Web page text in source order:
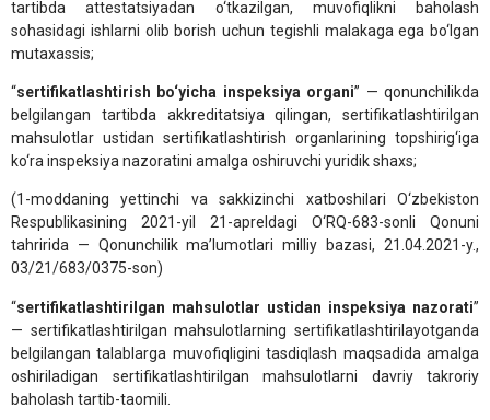
tartibda attestatsiyadan o‘tkazilgan, muvofiqlikni baholash
sohasidagi ishlarni olib borish uchun tegishli malakaga ega bo‘lgan
mutaxassis;
“sertifikatlashtirish bo‘yicha inspeksiya organi” — qonunchilikda
belgilangan tartibda akkreditatsiya qilingan, sertifikatlashtirilgan
mahsulotlar ustidan sertifikatlashtirish organlarining topshirig‘iga
ko‘ra inspeksiya nazoratini amalga oshiruvchi yuridik shaxs;
(1-moddaning yettinchi va sakkizinchi xatboshilari O‘zbekiston
Respublikasining 2021-yil 21-apreldagi O‘RQ-683-sonli Qonuni
tahririda — Qonunchilik ma’lumotlari milliy bazasi, 21.04.2021-y.,
03/21/683/0375-son)
“sertifikatlashtirilgan mahsulotlar ustidan inspeksiya nazorati”
— sertifikatlashtirilgan mahsulotlarning sertifikatlashtirilayotganda
belgilangan talablarga muvofiqligini tasdiqlash maqsadida amalga
oshiriladigan sertifikatlashtirilgan mahsulotlarni davriy takroriy
baholash tartib-taomili.